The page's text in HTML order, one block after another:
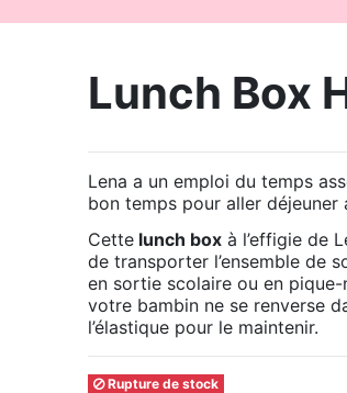
Lunch Box
Lena a un emploi du temps
bon temps pour aller déjeuner
Cette lunch box à l’effigie de
de transporter l’ensemble de
en sortie scolaire ou en
votre bambin ne se renverse
l’élastique pour le maintenir.
Rupture de stock